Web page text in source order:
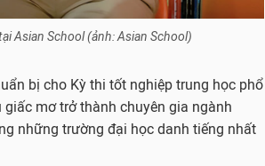
Asian School (ảnh: Asian School)
bị cho Kỳ thi tốt nghiệp trung học phổ
mơ trở thành chuyên gia ngành
những trường đại học danh tiếng nhất